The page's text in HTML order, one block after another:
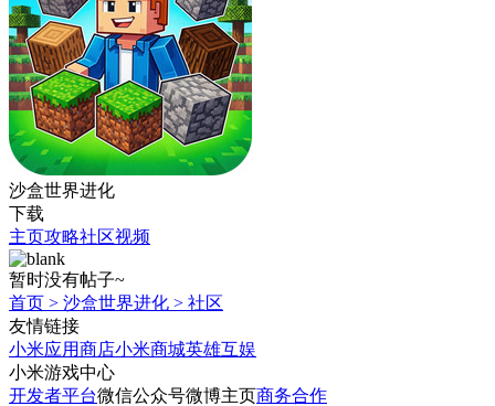
沙盒世界进化
下载
主页攻略社区视频
暂时没有帖子~
首页 > 沙盒世界进化 > 社区
友情链接
小米应用商店小米商城英雄互娱
小米游戏中心
开发者平台微信公众号微博主页商务合作